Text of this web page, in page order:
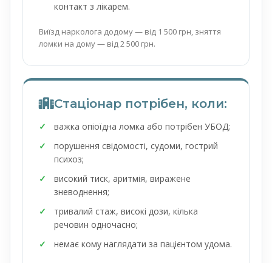
контакт з лікарем.
Виїзд нарколога додому — від 1 500 грн, зняття
ломки на дому — від 2 500 грн.
Стаціонар потрібен, коли:
важка опіоїдна ломка або потрібен УБОД;
порушення свідомості, судоми, гострий
психоз;
високий тиск, аритмія, виражене
зневоднення;
тривалий стаж, високі дози, кілька
речовин одночасно;
немає кому наглядати за пацієнтом удома.